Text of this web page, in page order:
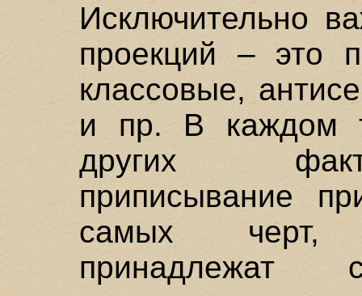
Исключительно
проекций – это
классовые,
и пр. В каждом
других
приписывание
самых черт,
принадлежат